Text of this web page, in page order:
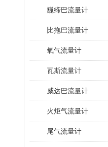
巍缔巴流量计
比拖巴流量计
氧气流量计
瓦斯流量计
威达巴流量计
火炬气流量计
尾气流量计